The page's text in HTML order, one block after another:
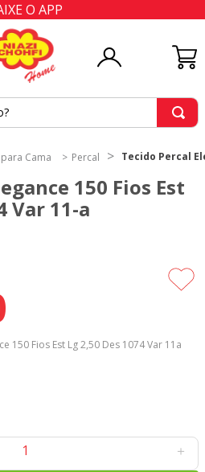
O APP
Cama Percal Tecido Percal
150 Fios Est
Var 11-a
150 Fios Est Lg 2,50 Des 1074 Var 11a
＋